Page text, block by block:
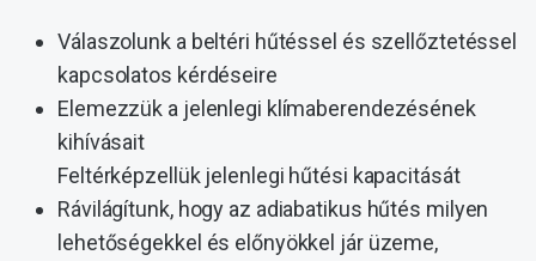
Válaszolunk a beltéri hűtéssel és szellőztetéssel
kapcsolatos kérdéseire
Elemezzük a jelenlegi klímaberendezésének
kihívásait
Feltérképzellük jelenlegi hűtési kapacitását
Rávilágítunk, hogy az adiabatikus hűtés milyen
lehetőségekkel és előnyökkel jár üzeme,